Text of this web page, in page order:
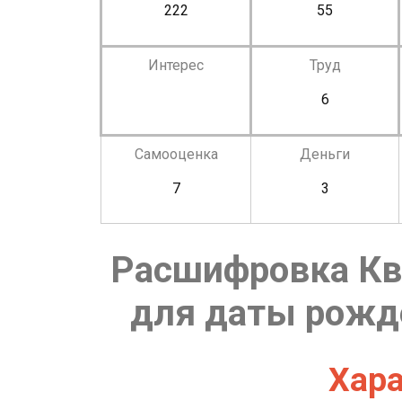
222
55
Интерес
Труд
6
Самооценка
7
Деньги
3
Расшифровка
для даты